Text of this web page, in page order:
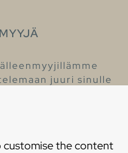
customise the content
juuri sinulle